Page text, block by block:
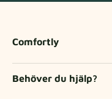
Comfortly
Behöver du hjälp?